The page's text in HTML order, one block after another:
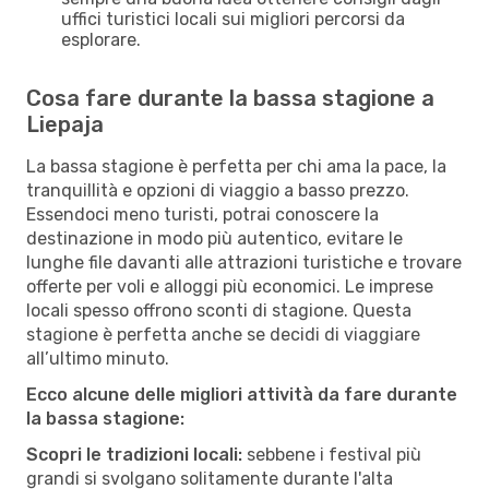
uffici turistici locali sui migliori percorsi da
esplorare.
Cosa fare durante la bassa stagione a
Liepaja
La bassa stagione è perfetta per chi ama la pace, la
tranquillità e opzioni di viaggio a basso prezzo.
Essendoci meno turisti, potrai conoscere la
destinazione in modo più autentico, evitare le
lunghe file davanti alle attrazioni turistiche e trovare
offerte per voli e alloggi più economici. Le imprese
locali spesso offrono sconti di stagione. Questa
stagione è perfetta anche se decidi di viaggiare
all’ultimo minuto.
Ecco alcune delle migliori attività da fare durante
la bassa stagione:
Scopri le tradizioni locali: sebbene i festival più
grandi si svolgano solitamente durante l'alta